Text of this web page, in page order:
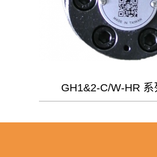
GH1&2-C/W-HR 系